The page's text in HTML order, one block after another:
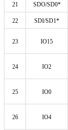
21 SDO/SD0*
22 SDI/SD1*
23 IO15
24 IO2
25 IO0
26 IO4